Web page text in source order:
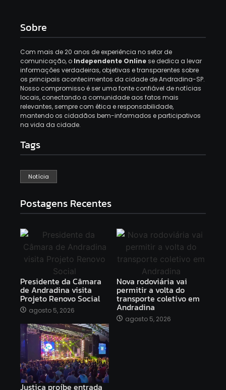
Sobre
Com mais de 20 anos de experiência no setor de
comunicação, o Independente Onlinese dedica a levar
informações verdadeiras, objetivas e transparentes sobre
os principais acontecimentos da cidade de Andradina-SP.
Nosso compromisso é ser uma fonte confiável de notícias
locais, conectando a comunidade aos fatos mais
relevantes, sempre com ética e responsabilidade,
mantendo os cidadãos bem-informados e participativos
na vida da cidade.
Tags
Notícia
Postagens Recentes
Presidente da Câmara
de Andradina visita
Projeto Renovo Social
agosto 5, 2026
Nova rodoviária vai
permitir a volta do
transporte coletivo em
Andradina
agosto 5, 2026
Justiça proíbe entrada